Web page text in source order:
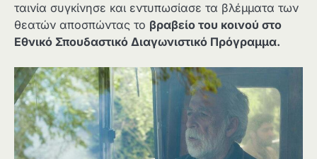
ταινία συγκίνησε και εντυπωσίασε τα βλέμματα των
θεατών αποσπώντας το βραβείο του κοινού στο
Εθνικό Σπουδαστικό Διαγωνιστικό Πρόγραμμα.